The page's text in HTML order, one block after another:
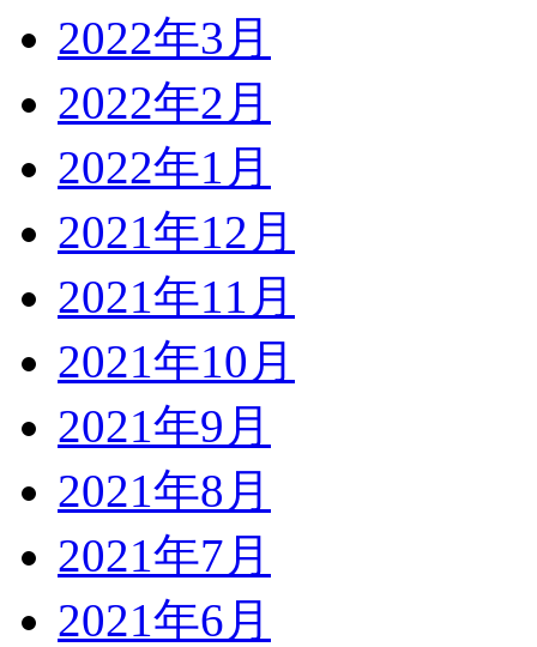
2022年3月
2022年2月
2022年1月
2021年12月
2021年11月
2021年10月
2021年9月
2021年8月
2021年7月
2021年6月